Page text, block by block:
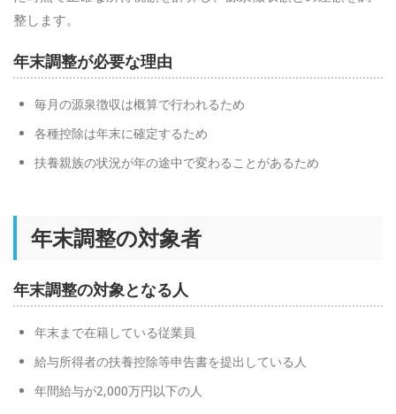
整します。
年末調整が必要な理由
毎月の源泉徴収は概算で行われるため
各種控除は年末に確定するため
扶養親族の状況が年の途中で変わることがあるため
年末調整の対象者
年末調整の対象となる人
年末まで在籍している従業員
給与所得者の扶養控除等申告書を提出している人
年間給与が2,000万円以下の人